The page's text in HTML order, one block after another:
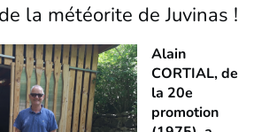
la météorite de Juvinas !
Alain
CORTIAL, de
la 20e
promotion